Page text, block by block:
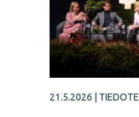
21.5.2026 TIEDOTE